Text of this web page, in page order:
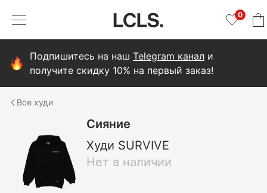
0
Подпишитесь на наш Telegram канал и
получите скидку 10% на первый заказ!
худи
Сияние
Худи SURVIVE
Нет в наличии